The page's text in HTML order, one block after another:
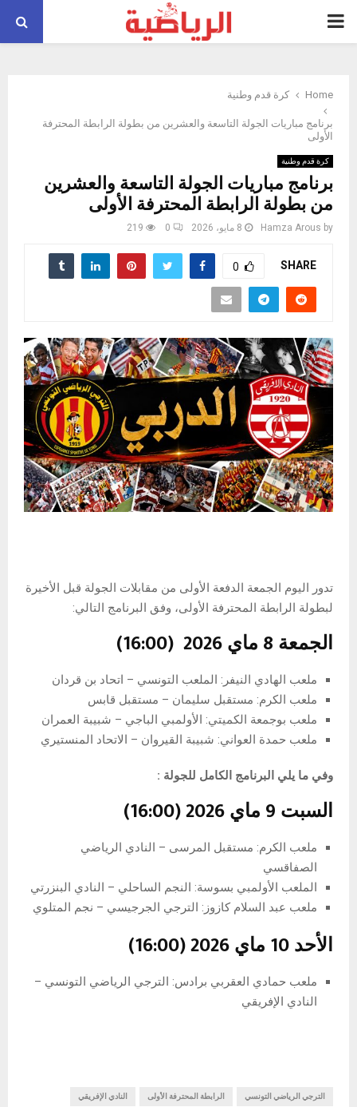
PRIMARY
Home كرة قدم وطنية
برنامج مباريات الجولة التاسعة والعشرين من بطولة الرابطة المحترفة
الأولى
كرة قدم وطنية
برنامج مباريات الجولة التاسعة والعشرين
من بطولة الرابطة المحترفة الأولى
by
Hamza Arous 8 مايو، 2026 0
219
SHARE
0
تدور اليوم الجمعة الدفعة الأولى من مقابلات الجولة قبل الأخيرة
لبطولة الرابطة المحترفة الأولى، وفق البرنامج التالي:
الجمعة 8 ماي 2026 (16:00)
ملعب الهادي النيفر: الملعب التونسي – اتحاد بن قردان
ملعب الكرم: مستقبل سليمان – مستقبل قابس
ملعب بوجمعة الكميتي: الأولمبي الباجي – شبيبة العمران
ملعب حمدة العواني: شبيبة القيروان – الاتحاد المنستيري
وفي ما يلي البرنامج الكامل للجولة :
السبت 9 ماي 2026 (16:00)
ملعب الكرم: مستقبل المرسى – النادي الرياضي
الصفاقسي
الملعب الأولمبي بسوسة: النجم الساحلي – النادي البنزرتي
ملعب عبد السلام كازوز: الترجي الجرجيسي – نجم المتلوي
الأحد 10 ماي 2026 (16:00)
ملعب حمادي العقربي برادس: الترجي الرياضي التونسي –
النادي الإفريقي
الترجي الرياضي التونسي الرابطة المحترفة الأولى النادي الإفريقي